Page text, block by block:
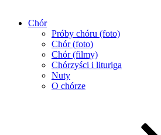
Chór
Próby chóru (foto)
Chór (foto)
Chór (filmy)
Chórzyści i lituriga
Nuty
O chórze